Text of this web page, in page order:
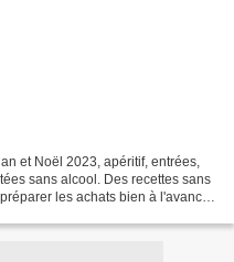
et Noël 2023, apéritif, entrées,
sans alcool. Des recettes sans
les achats bien à l'avance,